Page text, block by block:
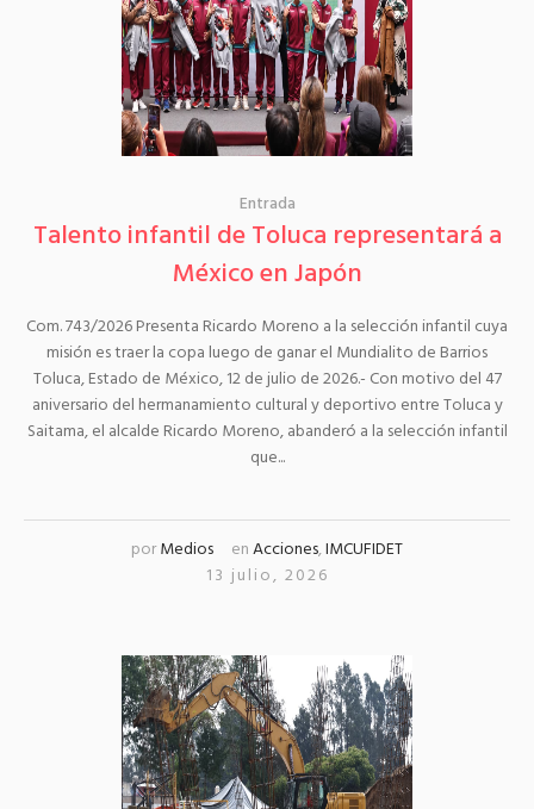
Entrada
Talento infantil de Toluca representará a
México en Japón
Com. 743/2026 Presenta Ricardo Moreno a la selección infantil cuya
misión es traer la copa luego de ganar el Mundialito de Barrios
Toluca, Estado de México, 12 de julio de 2026.- Con motivo del 47
aniversario del hermanamiento cultural y deportivo entre Toluca y
Saitama, el alcalde Ricardo Moreno, abanderó a la selección infantil
que...
porMedios enAcciones,IMCUFIDET
13 julio, 2026